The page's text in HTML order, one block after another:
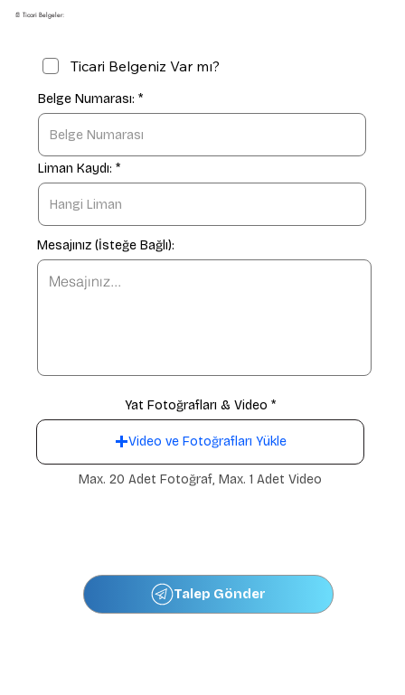
📄 Ticari Belgeler:
Ticari Belgeniz Var mı?
Belge Numarası:
Liman Kaydı:
Mesajınız (İsteğe Bağlı):
Yat Fotoğrafları & Video
Video ve Fotoğrafları Yükle
Max. 20 Adet Fotoğraf, Max. 1 Adet Video
Talep Gönder